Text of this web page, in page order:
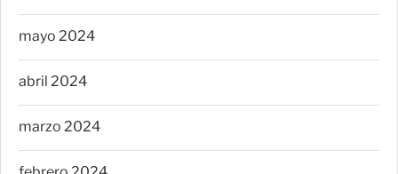
mayo 2024
abril 2024
marzo 2024